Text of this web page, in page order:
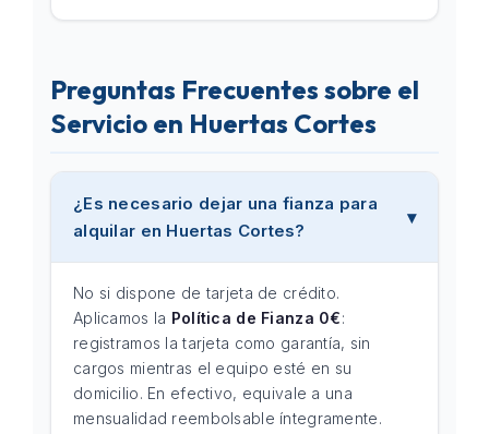
Preguntas Frecuentes sobre el
Servicio en Huertas Cortes
¿Es necesario dejar una fianza para
alquilar en Huertas Cortes?
No si dispone de tarjeta de crédito.
Aplicamos la Política de Fianza 0€:
registramos la tarjeta como garantía, sin
cargos mientras el equipo esté en su
domicilio. En efectivo, equivale a una
mensualidad reembolsable íntegramente.